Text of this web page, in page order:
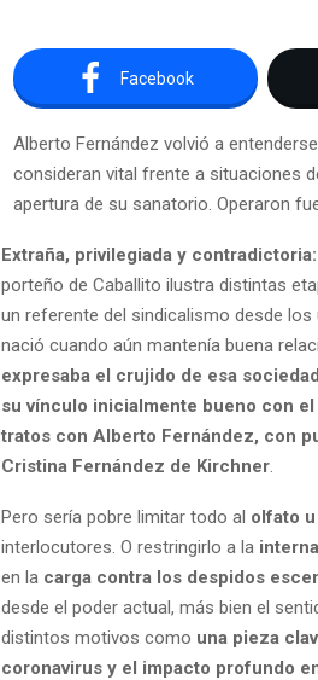
Facebook
Alberto Fernández volvió a
consideran vital frente a situaciones
apertura de su sanatorio. Operaron
Extraña, privilegiada y contradictoria:
porteño de Caballito ilustra distintas
un referente del sindicalismo desde
nació cuando aún mantenía buena
expresaba el crujido de esa sociedad
su vínculo inicialmente bueno con
tratos con Alberto Fernández, con
Cristina Fernández de Kirchner.
Pero sería pobre limitar todo al olfato
interlocutores. O restringirlo a la
en la carga contra los despidos
desde el poder actual, más bien el
distintos motivos como una pieza
coronavirus y el impacto profundo